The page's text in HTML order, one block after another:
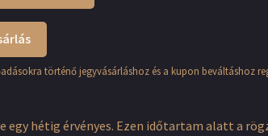
történő jegyvásárláshoz és a kupon beváltáshoz
hétig érvényes. Ezen időtartam alatt a